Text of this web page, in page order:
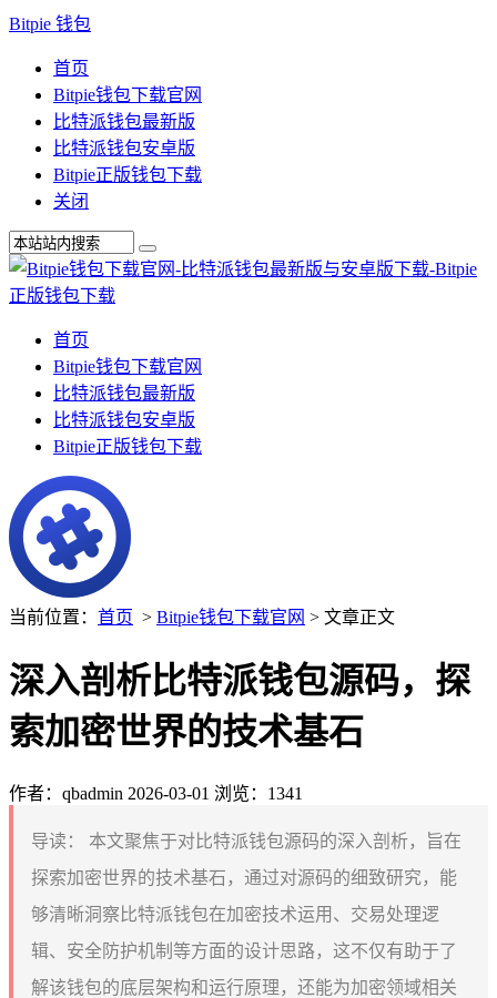
Bitpie 钱包
首页
Bitpie钱包下载官网
比特派钱包最新版
比特派钱包安卓版
Bitpie正版钱包下载
关闭
首页
Bitpie钱包下载官网
比特派钱包最新版
比特派钱包安卓版
Bitpie正版钱包下载
当前位置： 首页 > Bitpie钱包下载官网 > 文章正文
深入剖析比特派钱包源码，探
索加密世界的技术基石
作者：qbadmin 2026-03-01 浏览：1341
导读：
本文聚焦于对比特派钱包源码的深入剖析，旨在
探索加密世界的技术基石，通过对源码的细致研究，能
够清晰洞察比特派钱包在加密技术运用、交易处理逻
辑、安全防护机制等方面的设计思路，这不仅有助于了
解该钱包的底层架构和运行原理，还能为加密领域相关